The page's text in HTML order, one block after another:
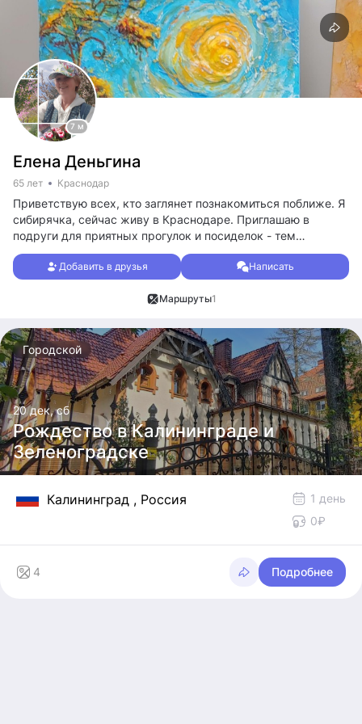
7 м
Елена Деньгина
65 лет Краснодар
Приветствую всех, кто заглянет познакомиться поближе. Я
сибирячка, сейчас живу в Краснодаре. Приглашаю в
подруги для приятных прогулок и посиделок - тем
достаточно. По мнению многих, я довольно комфортна в
общении и даже местами умна и полнзна) Ничего не
продаю и не покупаю. Просто ищу компанию людей, с
которыми хочется попасть на одну волну.
Добавить в друзья Написать
Маршруты1
Городской
20 дек, сб
Рождество в Калининграде и
Зеленоградске
Калининград , Россия
1 день
0₽
4 Подробнее